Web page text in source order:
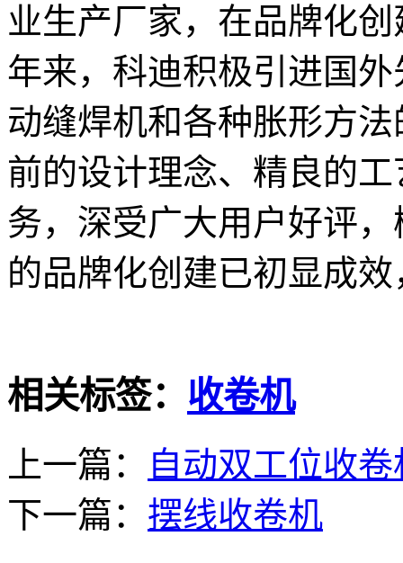
业生产厂家，在品牌化
年来，科迪积极引进国
动缝焊机和各种胀形方
前的设计理念、精良的
务，深受广大用户好评
的品牌化创建已初显成
相关标签： 收卷机
上一篇：
自动双工位收卷
下一篇： 摆线收卷机